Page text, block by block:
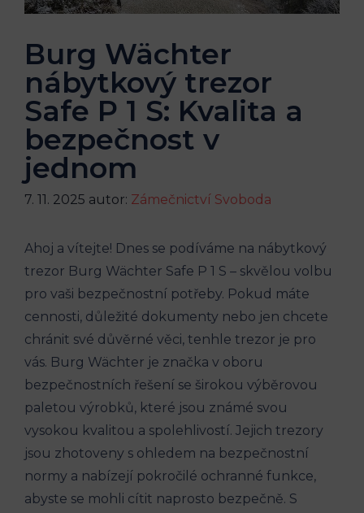
Burg Wächter
nábytkový trezor
Safe P 1 S: Kvalita a
bezpečnost v
jednom
7. 11. 2025 autor: Zámečnictví Svoboda
Ahoj a vítejte! Dnes se podíváme na nábytkový
trezor Burg Wächter Safe P 1 S – skvělou volbu
pro vaši bezpečnostní potřeby. Pokud máte
cennosti, důležité dokumenty nebo jen chcete
chránit své důvěrné věci, tenhle trezor je pro
vás. Burg Wächter je značka v oboru
bezpečnostních řešení se širokou výběrovou
paletou výrobků, které jsou známé svou
vysokou kvalitou a spolehlivostí. Jejich trezory
jsou zhotoveny s ohledem na bezpečnostní
normy a nabízejí pokročilé ochranné funkce,
abyste se mohli cítit naprosto bezpečně. S